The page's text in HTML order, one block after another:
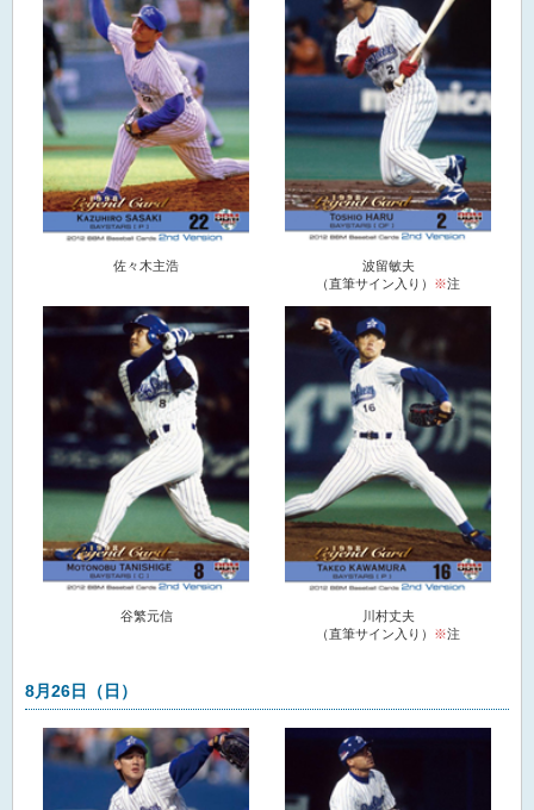
佐々木主浩
波留敏夫
（直筆サイン入り） ※注
谷繁元信
川村丈夫
（直筆サイン入り） ※注
8月26日（日）